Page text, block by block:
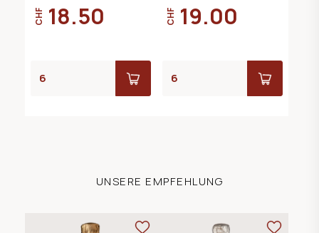
CHF 18.50 CHF 19.00
UNSERE EMPFEHLUNG